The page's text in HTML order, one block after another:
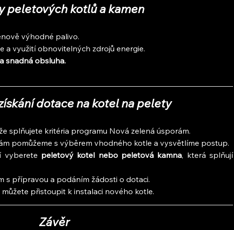
peletových kotlů a kamen
výhodné palivo.
a využití obnovitelných zdrojů energie.
snadná obsluha.
dotace na kotel na pelety
splňujete kritéria programu Nová zelená úsporám.
pomůžeme s výběrem vhodného kotle a vysvětlíme postup.
vyberete peletový kotel nebo peletová kamna, která splňují
s přípravou a podáním žádosti o dotaci.
můžete přistoupit k instalaci nového kotle.
Závěr